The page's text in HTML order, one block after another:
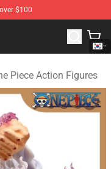
$100
Merchandise Shop
Piece Action Figures